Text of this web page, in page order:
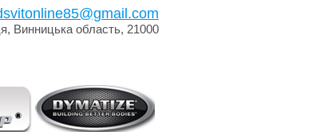
Винницька область, 21000